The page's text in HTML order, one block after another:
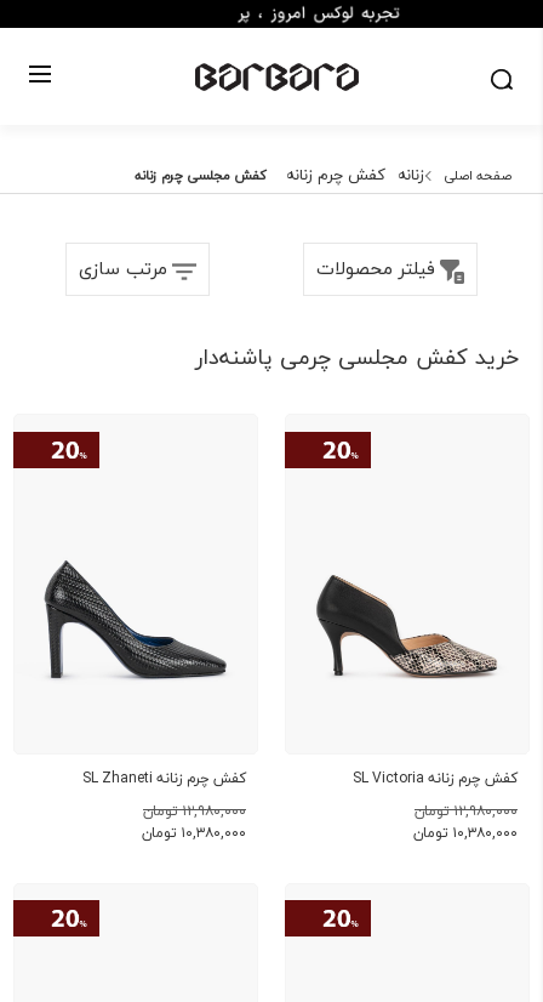
صفحه اصلی زنانه کفش چرم زنانه کفش مجلسی چرم زنانه
فیلتر محصولات مرتب سازی
خرید کفش مجلسی چرمی پاشنه‌دار
کفش چرم زنانه SL Victoria
۱۲,۹۸۰,۰۰۰ تومان
۱۰,۳۸۰,۰۰۰ تومان
کفش چرم زنانه SL Zhaneti
۱۲,۹۸۰,۰۰۰ تومان
۱۰,۳۸۰,۰۰۰ تومان